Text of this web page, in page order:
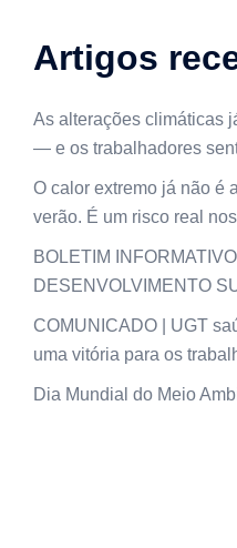
Artigos
As alterações climáticas
— e os trabalhadores
O calor extremo já não é
verão. É um risco real
BOLETIM
DESENVOLVIMENTO
COMUNICADO | UGT
uma vitória para os
Dia Mundial do Meio